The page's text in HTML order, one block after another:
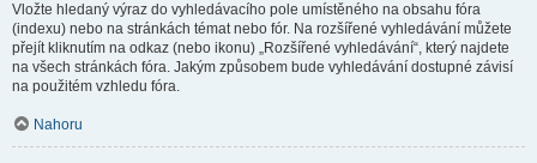
Vložte hledaný výraz do vyhledávacího pole umístěného na obsahu fóra
(indexu) nebo na stránkách témat nebo fór. Na rozšířené vyhledávání můžete
přejít kliknutím na odkaz (nebo ikonu) „Rozšířené vyhledávání“, který najdete
na všech stránkách fóra. Jakým způsobem bude vyhledávání dostupné závisí
na použitém vzhledu fóra.
Nahoru